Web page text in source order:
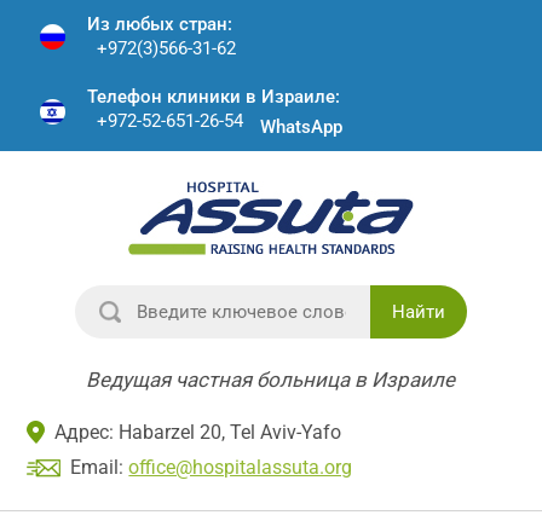
Из любых стран:
+972(3)566-31-62
Телефон клиники в Израиле:
+972-52-651-26-54
WhatsApp
Найти
Ведущая частная больница в Израиле
Адрес: Habarzel 20, Tel Aviv-Yafo
Email: office@hospitalassuta.org